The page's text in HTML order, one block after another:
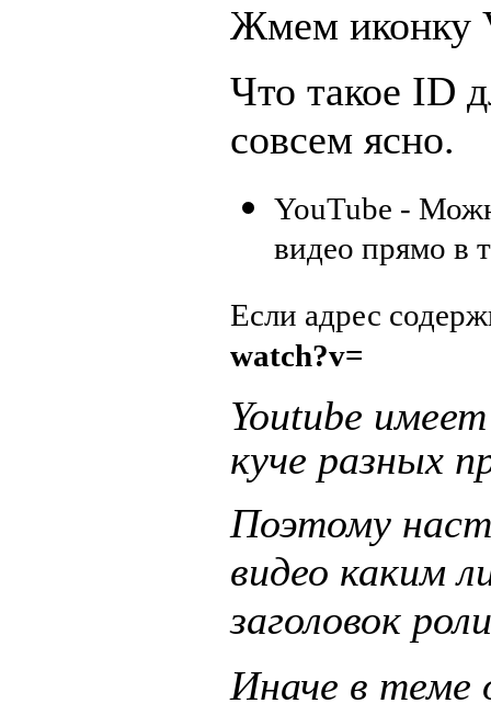
Жмем иконку
Что такое ID
совсем ясно.
YouTube -
видео прямо в
Если адрес
watch?v=
Youtube
куче разных
Поэтому
видео каким
заголовок
Иначе в теме